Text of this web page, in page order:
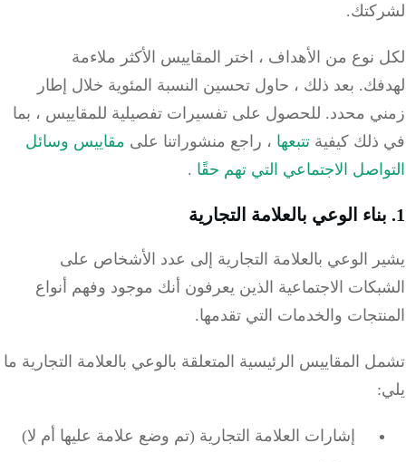
نوع من الأهداف ، اختر المقاييس الأكثر ملاءمة
بعد ذلك ، حاول تحسين النسبة المئوية خلال إطار
محدد.للحصول على تفسيرات تفصيلية للمقاييس ، بما
كيفيةتتبعها، راجع منشوراتنا علىمقاييس وسائل
الاجتماعي التي تهم حقًا .
الوعي بالعلامة التجارية إلى عدد الأشخاص على
الاجتماعية الذين يعرفون أنك موجود وفهم أنواع
والخدمات التي تقدمها.
المقاييس الرئيسية المتعلقة بالوعي بالعلامة التجارية ما
إشارات العلامة التجارية (تم وضع علامة عليها أم لا)